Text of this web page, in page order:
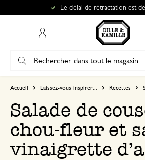
Le délai de rétractation est
Accueil Laissez-vous inspirer... Recettes
Salade de
chou-fleur et
vinaigrette